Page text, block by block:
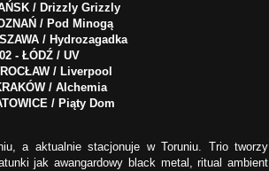
/ Drizzly Grizzly
/ Pod Minogą
/ Hydrozagadka
- ŁÓDŹ / UV
/ Liverpool
/ Alchemia
/ Piąty Dom
a aktualnie stacjonuje w Toruniu. Trio tworzy
jak awangardowy black metal, ritual ambient